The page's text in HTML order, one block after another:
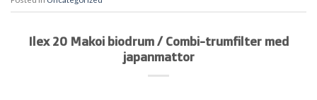
Ilex 20 Makoi biodrum / Combi-trumfilter med
japanmattor